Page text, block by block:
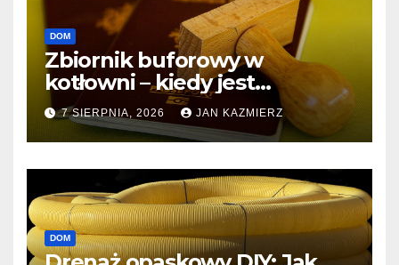
DOM
Zbiornik buforowy w
kotłowni – kiedy jest
niezbędny i jak go dobrze
dobrać?
7 SIERPNIA, 2026 JAN KAZMIERZ
DOM